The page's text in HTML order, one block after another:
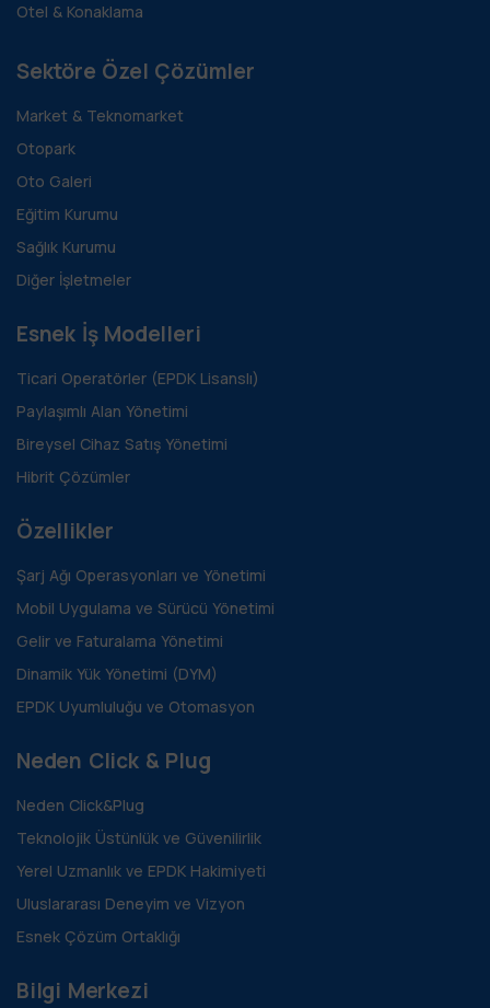
Otel & Konaklama
Sektöre Özel Çözümler
Market & Teknomarket
Otopark
Oto Galeri
Eğitim Kurumu
Sağlık Kurumu
Diğer İşletmeler
Esnek İş Modelleri
Ticari Operatörler (EPDK Lisanslı)
Paylaşımlı Alan Yönetimi
Bireysel Cihaz Satış Yönetimi
Hibrit Çözümler
Özellikler
Şarj Ağı Operasyonları ve Yönetimi
Mobil Uygulama ve Sürücü Yönetimi
Gelir ve Faturalama Yönetimi
Dinamik Yük Yönetimi (DYM)
EPDK Uyumluluğu ve Otomasyon
Neden Click & Plug
Neden Click&Plug
Teknolojik Üstünlük ve Güvenilirlik
Yerel Uzmanlık ve EPDK Hakimiyeti
Uluslararası Deneyim ve Vizyon
Esnek Çözüm Ortaklığı
Bilgi Merkezi